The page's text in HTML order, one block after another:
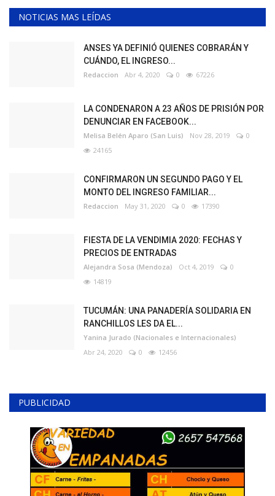
NOTICIAS MAS LEÍDAS
ANSES YA DEFINIÓ QUIENES COBRARÁN Y
CUÁNDO, EL INGRESO...
Redaccion Abr 4, 2020 0 67226
LA CONDENARON A 23 AÑOS DE PRISIÓN POR
DENUNCIAR EN FACEBOOK...
Melisa Belén Aparo (San Luis) Nov 28, 2019
0
24165
CONFIRMARON UN SEGUNDO PAGO Y EL
MONTO DEL INGRESO FAMILIAR...
Redaccion May 31, 2020 0 17390
FIESTA DE LA VENDIMIA 2020: FECHAS Y
PRECIOS DE ENTRADAS
Alejandra Sosa (Mendoza) Oct 4, 2019
0
14819
TUCUMÁN: UNA PANADERÍA SOLIDARIA EN
RANCHILLOS LES DA EL...
Yanina Jurado (Nacionales e Internacionales)
Abr 24, 2020
0 12456
PUBLICIDAD